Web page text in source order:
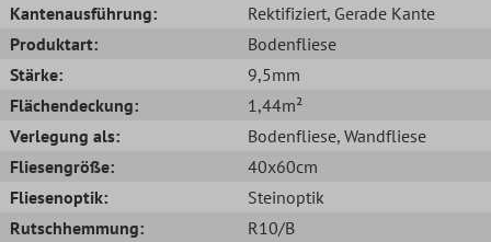
Kantenausführung:
Rektifiziert, Gerade Kante
Produktart:
Bodenfliese
Stärke:
9,5mm
Flächendeckung:
1,44m²
Verlegung als:
Bodenfliese, Wandfliese
Fliesengröße:
40x60cm
Fliesenoptik:
Steinoptik
Rutschhemmung:
R10/B